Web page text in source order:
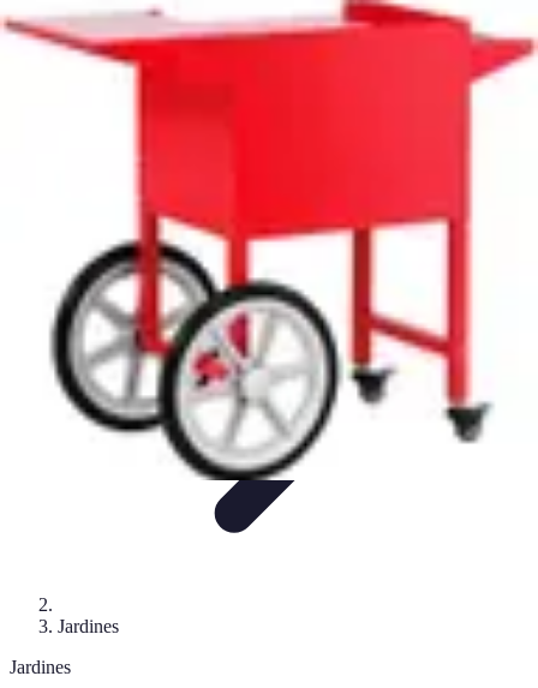
Casa Perfecta
DecoraciónEspacios de TrabajoDecoración del
JardineríaEspacios Funcionales
Jardines
Jardines